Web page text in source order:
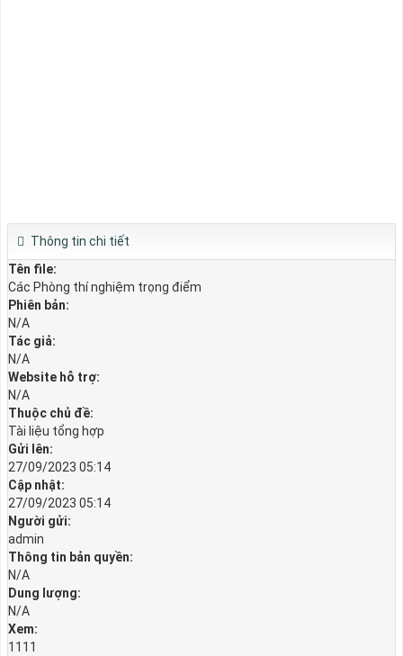
Thông tin chi tiết
Tên file:
Các Phòng thí nghiệm trọng điểm
Phiên bản:
N/A
Tác giả:
N/A
Website hỗ trợ:
N/A
Thuộc chủ đề:
Tài liệu tổng hợp
Gửi lên:
27/09/2023 05:14
Cập nhật:
27/09/2023 05:14
Người gửi:
admin
Thông tin bản quyền:
N/A
Dung lượng:
N/A
Xem:
1111